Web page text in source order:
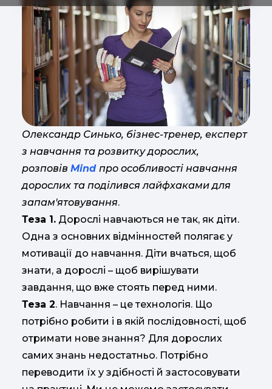
Олександр Синько, бізнес-тренер, експерт
з навчання та розвитку дорослих,
розповів Mind про особливості навчання
дорослих та поділився лайфхаками для
запам'ятовування.
Теза 1. Дорослі навчаються не так, як діти.
Одна з основних відмінностей полягає у
мотивації до навчання. Діти вчаться, щоб
знати, а дорослі – щоб вирішувати
завдання, що вже стоять перед ними.
Теза 2. Навчання – це технологія. Що
потрібно робити і в якій послідовності, щоб
отримати нове знання? Для дорослих
самих знань недостатньо. Потрібно
переводити їх у здібності й застосовувати